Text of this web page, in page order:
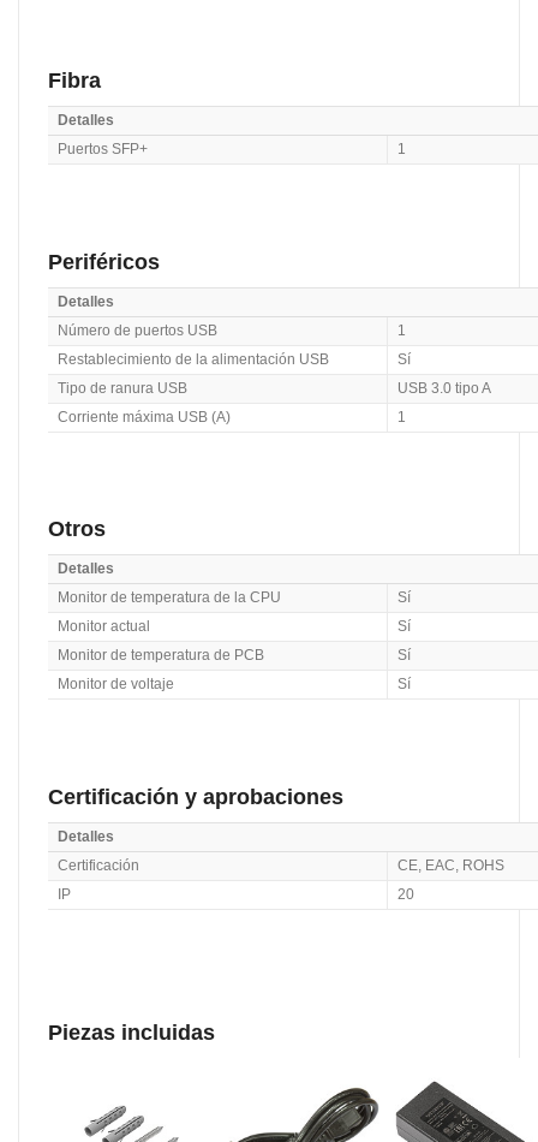
Fibra
Detalles
Puertos SFP+
1
Periféricos
Detalles
Número de puertos USB
1
Restablecimiento de la alimentación USB
Sí
Tipo de ranura USB
USB 3.0 tipo A
Corriente máxima USB (A)
1
Otros
Detalles
Monitor de temperatura de la CPU
Sí
Monitor actual
Sí
Monitor de temperatura de PCB
Sí
Monitor de voltaje
Sí
Certificación y aprobaciones
Detalles
Certificación
CE, EAC, ROHS
IP
20
Piezas incluidas